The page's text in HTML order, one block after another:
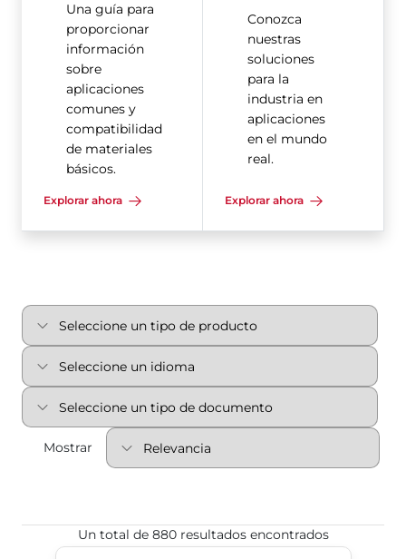
Una guía para
proporcionar
información
sobre
aplicaciones
comunes y
compatibilidad
de materiales
básicos.
Explorar ahora
Conozca
nuestras
soluciones
para la
industria en
aplicaciones
en el mundo
real.
Explorar ahora
Mostrar
Un total de 880 resultados encontrados